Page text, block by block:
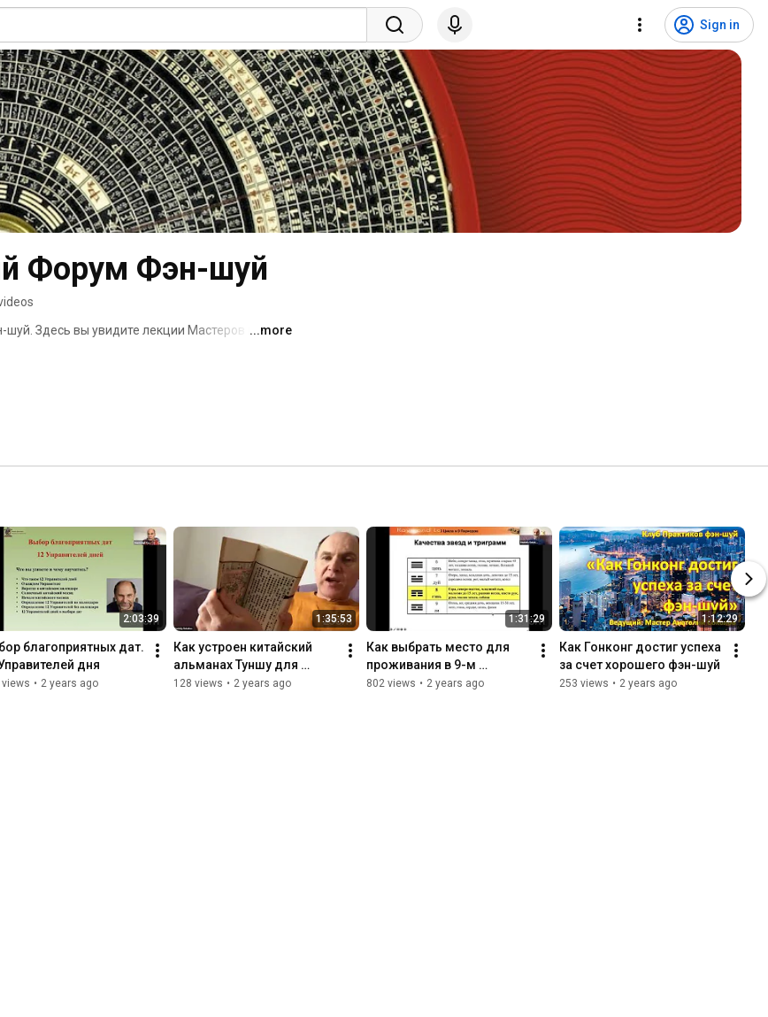
Sign in
Форум Фэн-шуй
Здесь вы увидите лекции Мастеров и ...more
2:03:39
благоприятных дат.
дня
views • 2 years ago
1:35:53
Как устроен китайский
альманах Туншу для
выбора дат
128 views • 2 years ago
1:31:29
Как выбрать место для
проживания в 9-м
Периоде?
802 views • 2 years ago
1:12:29
Как Гонконг достиг успеха
за счет хорошего фэн-шуй
253 views • 2 years ago